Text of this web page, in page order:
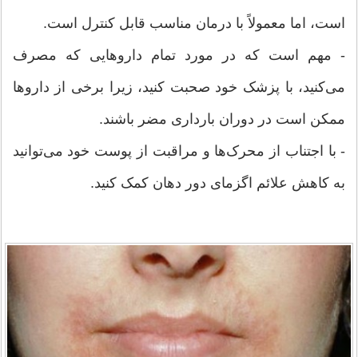
است، اما معمولاً با درمان مناسب قابل کنترل است.
- مهم است که در مورد تمام داروهایی که مصرف
می‌کنید، با پزشک خود صحبت کنید، زیرا برخی از داروها
ممکن است در دوران بارداری مضر باشند.
- با اجتناب از محرک‌ها و مراقبت از پوست خود می‌توانید
به کاهش علائم اگزمای دور دهان کمک کنید.